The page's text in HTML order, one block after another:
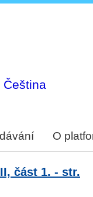
O
část 1. - str.